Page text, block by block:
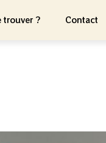
trouver ? Contact